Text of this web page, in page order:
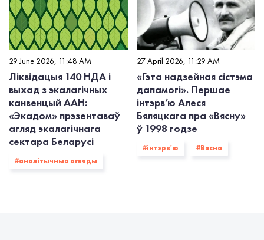
29 June 2026, 11:48 AM
Ліквідацыя 140 НДА і
выхад з экалагiчных
канвенцый ААН:
«Экадом» прэзентаваў
агляд экалагічнага
сектара Беларусі
#аналітычныя агляды
27 April 2026, 11:29 AM
«Гэта надзейная сістэма
дапамогі». Першае
інтэрв’ю Алеся
Бяляцкага пра «Вясну»
ў 1998 годзе
#інтэрв'ю #Вясна